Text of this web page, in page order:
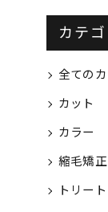
カテ
全ての
カット
カラー
縮毛矯正
トリー